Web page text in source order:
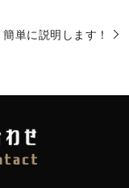
単に説明します！